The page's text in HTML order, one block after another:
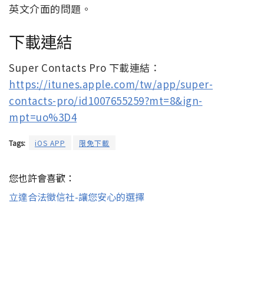
英文介面的問題。
下載連結
Super Contacts Pro 下載連結：
https://itunes.apple.com/tw/app/super-
contacts-pro/id1007655259?mt=8&ign-
mpt=uo%3D4
Tags: iOS APP 限免下載
您也許會喜歡：
立達合法徵信社-讓您安心的選擇